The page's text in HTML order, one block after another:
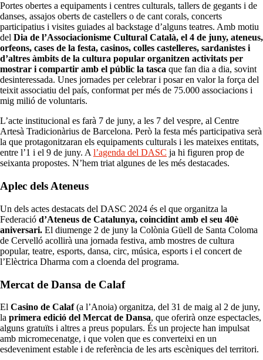
Portes obertes a equipaments i centres culturals, tallers de gegants i de
danses, assajos oberts de castellers o de cant corals, concerts
participatius i visites guiades al backstage d’alguns teatres. Amb motiu
del Dia de l’Associacionisme Cultural Català, el 4 de juny, ateneus,
orfeons, cases de la festa, casinos, colles castelleres, sardanistes i
d’altres àmbits de la cultura popular organitzen activitats per
mostrar i compartir amb el públic la tasca que fan dia a dia, sovint
desinteressada. Unes jornades per celebrar i posar en valor la força del
teixit associatiu del país, conformat per més de 75.000 associacions i
mig milió de voluntaris.
L’acte institucional es farà 7 de juny, a les 7 del vespre, al Centre
Artesà Tradicionàrius de Barcelona. Però la festa més participativa serà
la que protagonitzaran els equipaments culturals i les mateixes entitats,
entre l’1 i el 9 de juny. Al’agenda del DASC ja hi figuren prop de
seixanta propostes. N’hem triat algunes de les més destacades.
Aplec dels Ateneus
Un dels actes destacats del DASC 2024 és el que organitza la
Federació d’Ateneus de Catalunya, coincidint amb el seu 40è
aniversari. El diumenge 2 de juny la Colònia Güell de Santa Coloma
de Cervelló acollirà una jornada festiva, amb mostres de cultura
popular, teatre, esports, dansa, circ, música, esports i el concert de
l’Elèctrica Dharma com a cloenda del programa.
Mercat de Dansa de Calaf
El Casino de Calaf(a l’Anoia) organitza, del 31 de maig al 2 de juny,
la primera edició del Mercat de Dansa, que oferirà onze espectacles,
alguns gratuïts i altres a preus populars. És un projecte han impulsat
amb micromecenatge, i que volen que es converteixi en un
esdeveniment estable i de referència de les arts escèniques del territori.